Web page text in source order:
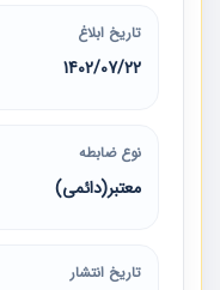
تاریخ ابلاغ
1402/07/22
نوع ضابطه
معتبر(دائمی)
تاریخ انتشار